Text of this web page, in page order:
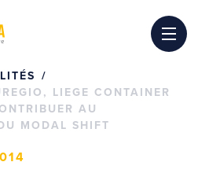
LIEGE CONTAINER
AU
MODAL SHIFT